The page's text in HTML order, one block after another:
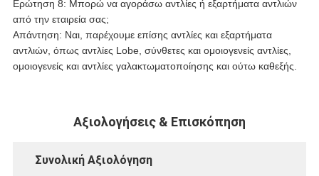
Ερώτηση 8: Μπορώ να αγοράσω αντλίες ή εξαρτήματα αντλιών
από την εταιρεία σας;
Απάντηση: Ναι, παρέχουμε επίσης αντλίες και εξαρτήματα
αντλιών, όπως αντλίες Lobe, σύνθετες και ομοιογενείς αντλίες,
ομοιογενείς και αντλίες γαλακτωματοποίησης και ούτω καθεξής.
Αξιολογήσεις & Επισκόπηση
Συνολική Αξιολόγηση